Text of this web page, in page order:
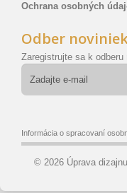
Ochrana osobných
© 2026 Úprava
Odber
Zaregistrujte sa k odberu
Informácia o spracovaní